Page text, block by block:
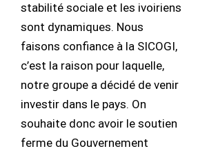
stabilité sociale et les ivoiriens
sont dynamiques. Nous
faisons confiance à la SICOGI,
c’est la raison pour laquelle,
notre groupe a décidé de venir
investir dans le pays. On
souhaite donc avoir le soutien
ferme du Gouvernement